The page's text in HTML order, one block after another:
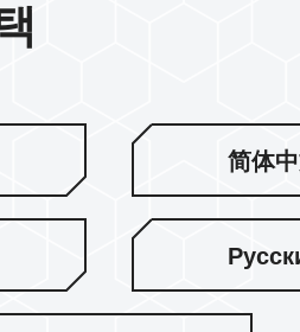
니스 데이터
256GB/512GB의 용량 옵션으
简体